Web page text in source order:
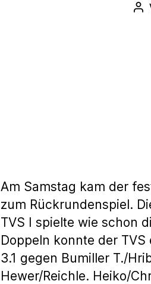
Am Samstag kam der
zum Rückrundenspiel.
TVS I spielte wie schon
Doppeln konnte der
3.1 gegen Bumiller T./
Hewer/Reichle. Heiko/